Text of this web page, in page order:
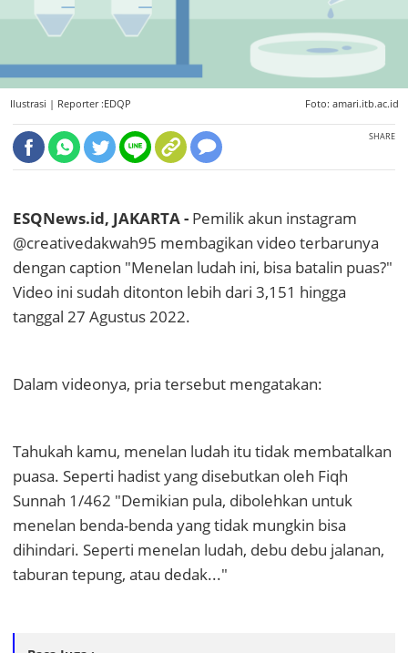
Ilustrasi | Reporter :EDQP Foto: amari.itb.ac.id
SHARE
ESQNews.id, JAKARTA - Pemilik akun instagram
@creativedakwah95 membagikan video terbarunya
dengan caption "Menelan ludah ini, bisa batalin puas?"
Video ini sudah ditonton lebih dari 3,151 hingga
tanggal 27 Agustus 2022.
Dalam videonya, pria tersebut mengatakan:
Tahukah kamu, menelan ludah itu tidak membatalkan
puasa. Seperti hadist yang disebutkan oleh Fiqh
Sunnah 1/462 "Demikian pula, dibolehkan untuk
menelan benda-benda yang tidak mungkin bisa
dihindari. Seperti menelan ludah, debu debu jalanan,
taburan tepung, atau dedak..."